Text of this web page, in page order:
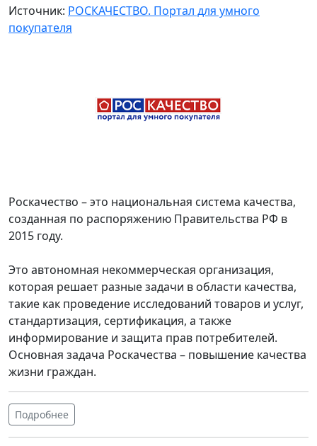
Источник: РОСКАЧЕСТВО. Портал для умного
покупателя
Роскачество – это национальная система качества,
созданная по распоряжению Правительства РФ в
2015 году.
Это автономная некоммерческая организация,
которая решает разные задачи в области качества,
такие как проведение исследований товаров и услуг,
стандартизация, сертификация, а также
информирование и защита прав потребителей.
Основная задача Роскачества – повышение качества
жизни граждан.
Подробнее